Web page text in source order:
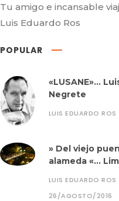
Tu amigo e incansable
Luis Eduardo Ros
POPULAR
«LUSANE»…
Negrete
LUIS EDUARDO ROS
» Del viejo
alameda «…
LUIS EDUARDO ROS
26/AGOSTO/2016